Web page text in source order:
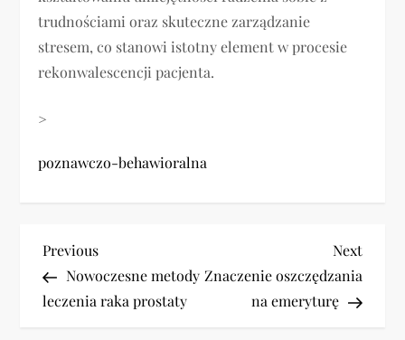
trudnościami oraz skuteczne zarządzanie
stresem, co stanowi istotny element w procesie
rekonwalescencji pacjenta.
>
poznawczo-behawioralna
N
a
Previous
Post
Previous
Nowoczesne metody
leczenia raka prostaty
Next
Post
Next
Znaczenie oszczędzania
na emeryturę